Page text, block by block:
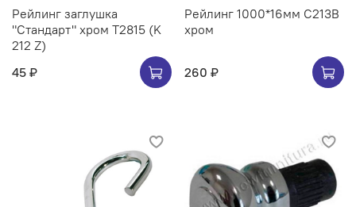
Рейлинг заглушка
"Стандарт" хром Т2815 (K
212 Z)
45 ₽
Рейлинг 1000*16мм C213B
хром
260 ₽